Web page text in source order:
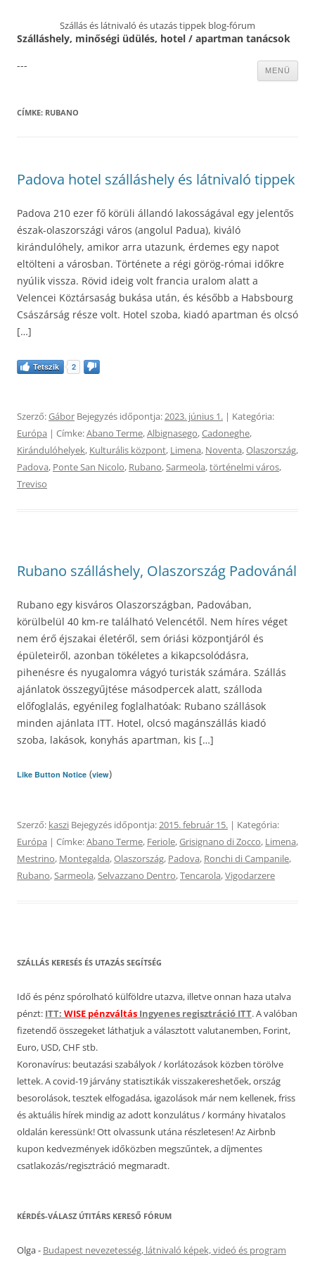
Szállás és látnivaló és utazás tippek blog-fórum
Szálláshely, minőségi üdülés, hotel / apartman tanácsok
MENÜ
---
CÍMKE: RUBANO
Padova hotel szálláshely és látnivaló tippek
Padova 210 ezer fő körüli állandó lakosságával egy jelentős
észak-olaszországi város (angolul Padua), kiváló
kirándulóhely, amikor arra utazunk, érdemes egy napot
eltölteni a városban. Története a régi görög-római időkre
nyúlik vissza. Rövid ideig volt francia uralom alatt a
Velencei Köztársaság bukása után, és később a Habsbourg
Császárság része volt. Hotel szoba, kiadó apartman és olcsó
[…]
Tetszik 2
Szerző:Gábor Bejegyzés időpontja:2023. június 1. | Kategória:
Európa | Címke:Abano Terme,Albignasego,Cadoneghe,
Kirándulóhelyek, Kulturális központ, Limena, Noventa,Olaszország,
Padova, Ponte San Nicolo, Rubano,Sarmeola,történelmi város,
Treviso
Rubano szálláshely, Olaszország Padovánál
Rubano egy kisváros Olaszországban, Padovában,
körülbelül 40 km-re található Velencétől. Nem híres véget
nem érő éjszakai életéről, sem óriási központjáról és
épületeiről, azonban tökéletes a kikapcsolódásra,
pihenésre és nyugalomra vágyó turisták számára. Szállás
ajánlatok összegyűjtése másodpercek alatt, szálloda
előfoglalás, egyénileg foglalhatóak: Rubano szállások
minden ajánlata ITT. Hotel, olcsó magánszállás kiadó
szoba, lakások, konyhás apartman, kis […]
Like Button Notice (view)
Szerző: kaszi Bejegyzés időpontja:2015. február 15. | Kategória:
Európa | Címke:Abano Terme, Feriole,Grisignano di Zocco, Limena,
Mestrino, Montegalda,Olaszország, Padova, Ronchi di Campanile,
Rubano,Sarmeola,Selvazzano Dentro,Tencarola,Vigodarzere
SZÁLLÁS KERESÉS ÉS UTAZÁS SEGÍTSÉG
Idő és pénz spórolható külföldre utazva, illetve onnan haza utalva
pénzt: ITT: WISE pénzváltás Ingyenes regisztráció ITT. A valóban
fizetendő összegeket láthatjuk a választott valutanemben, Forint,
Euro, USD, CHF stb.
Koronavírus: beutazási szabályok / korlátozások közben törölve
lettek. A covid-19 járvány statisztikák visszakereshetőek, ország
besorolások, tesztek elfogadása, igazolások már nem kellenek, friss
és aktuális hírek mindig az adott konzulátus / kormány hivatalos
oldalán keressünk! Ott olvassunk utána részletesen! Az Airbnb
kupon kedvezmények időközben megszűntek, a díjmentes
csatlakozás/regisztráció megmaradt.
KÉRDÉS-VÁLASZ ÚTITÁRS KERESŐ FÓRUM
Olga- Budapest nevezetesség, látnivaló képek, videó és program